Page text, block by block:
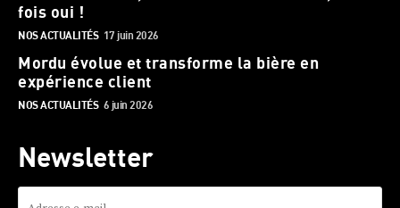
fois oui !
NOS ACTUALITÉS 17 juin 2026
Mordu évolue et transforme la bière en
expérience client
NOS ACTUALITÉS 6 juin 2026
Newsletter